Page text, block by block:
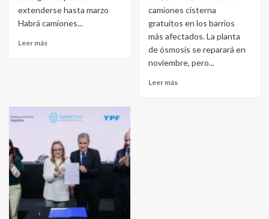
extenderse hasta marzo
Habrá camiones...
Leer más
camiones cisterna
gratuitos en los barrios
más afectados. La planta
de ósmosis se reparará en
noviembre, pero...
Leer más